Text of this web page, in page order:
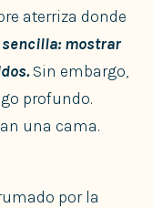
aterriza donde
mostrar
Sin embargo,
profundo.
una cama.
por la